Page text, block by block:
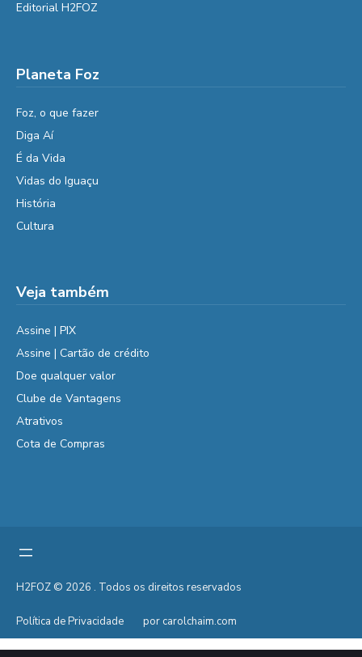
Editorial H2FOZ
Planeta Foz
Foz, o que fazer
Diga Aí
É da Vida
Vidas do Iguaçu
História
Cultura
Veja também
Assine | PIX
Assine | Cartão de crédito
Doe qualquer valor
Clube de Vantagens
Atrativos
Cota de Compras
H2FOZ © 2026 . Todos os direitos reservados
Política de Privacidade por carolchaim.com